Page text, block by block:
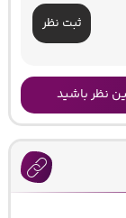
ثبت نظر
نظر باشید